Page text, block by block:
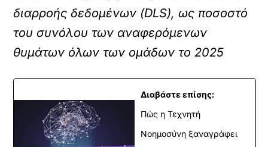
διαρροής δεδομένων (DLS), ως ποσοστό
του συνόλου των αναφερόμενων
θυμάτων όλων των ομάδων το 2025
Διαβάστε επίσης:
Πώς η Τεχνητή
Νοημοσύνη ξαναγράφει